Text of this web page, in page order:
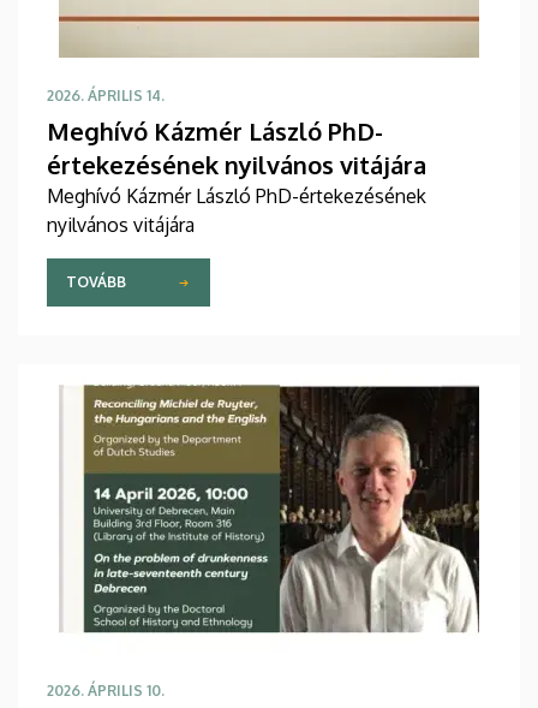
2026. ÁPRILIS 14.
Meghívó Kázmér László PhD-
értekezésének nyilvános vitájára
Meghívó Kázmér László PhD-értekezésének
nyilvános vitájára
TOVÁBB
2026. ÁPRILIS 10.